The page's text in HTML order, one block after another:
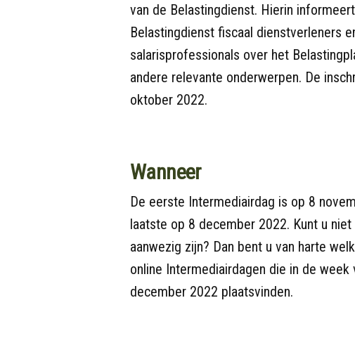
van de Belastingdienst. Hierin
Belastingdienst fiscaal dienstverleners
salarisprofessionals over het
andere relevante onderwerpen. De
oktober 2022.
Wanneer
De eerste Intermediairdag is op 8
laatste op 8 december 2022. Kunt u
aanwezig zijn? Dan bent u van harte
online Intermediairdagen die in de week
december 2022 plaatsvinden.